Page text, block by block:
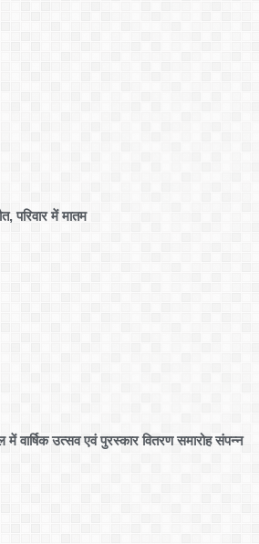
परिवार में मातम
वार्षिक उत्सव एवं पुरस्कार वितरण समारोह संपन्न